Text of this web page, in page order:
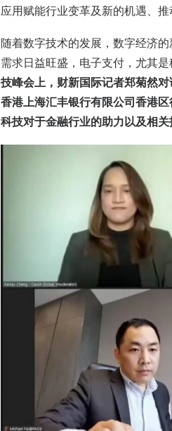
应用赋能行业变革及新的机遇、
随着数字技术的发展，数字经济
需求日益旺盛，电子支付，尤其
技峰会上，财新国际记者郑菊然
香港上海汇丰银行有限公司香港
科技对于金融行业的助力以及相关